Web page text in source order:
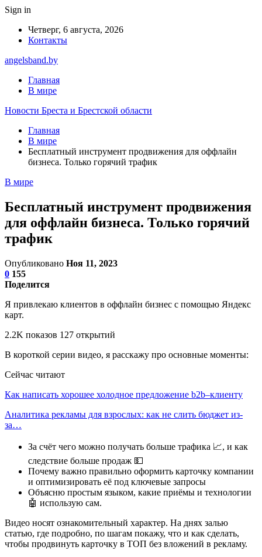
Sign in
Четверг, 6 августа, 2026
Контакты
angelsband.by
Главная
В мире
Новости Бреста и Брестской области
Главная
В мире
Бесплатный инструмент продвижения для оффлайн
бизнеса. Только горячий трафик
В мире
Бесплатный инструмент продвижения
для оффлайн бизнеса. Только горячий
трафик
Опубликовано Ноя 11, 2023
0 155
Поделится
Я привлекаю клиентов в оффлайн бизнес с помощью Яндекс
карт.
2.2K показов 127 открытий
В короткой серии видео, я расскажу про основные моменты:
Сейчас читают
Как написать хорошее холодное предложение b2b–клиенту
Аналитика рекламы для взрослых: как не слить бюджет из-
за…
За счёт чего можно получать больше трафика 📈, и как
следствие больше продаж 💵
Почему важно правильно оформить карточку компании
и оптимизировать её под ключевые запросы
Объясню простым языком, какие приёмы и технологии
🤖 использую сам.
Видео носят ознакомительный характер. На днях залью
статью, где подробно, по шагам покажу, что и как сделать,
чтобы продвинуть карточку в ТОП без вложений в рекламу.